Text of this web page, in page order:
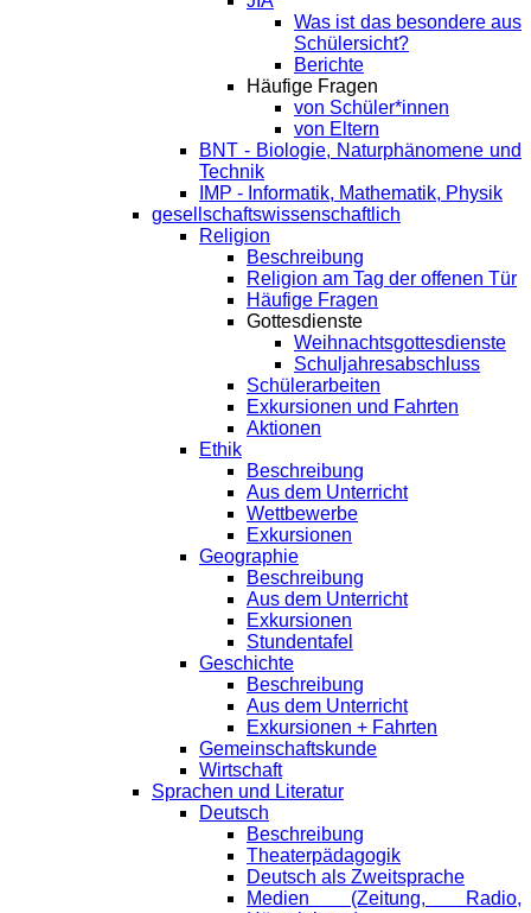
Was ist das besondere aus
Schülersicht?
Berichte
Häufige Fragen
von Schüler*innen
von Eltern
BNT - Biologie, Naturphänomene und
Technik
IMP - Informatik, Mathematik, Physik
gesellschaftswissenschaftlich
Religion
Beschreibung
Religion am Tag der offenen Tür
Häufige Fragen
Gottesdienste
Weihnachtsgottesdienste
Schuljahresabschluss
Schülerarbeiten
Exkursionen und Fahrten
Aktionen
Ethik
Beschreibung
Aus dem Unterricht
Wettbewerbe
Exkursionen
Geographie
Beschreibung
Aus dem Unterricht
Exkursionen
Stundentafel
Geschichte
Beschreibung
Aus dem Unterricht
Exkursionen + Fahrten
Gemeinschaftskunde
Wirtschaft
Sprachen und Literatur
Deutsch
Beschreibung
Theaterpädagogik
Deutsch als Zweitsprache
Medien (Zeitung, Radio,